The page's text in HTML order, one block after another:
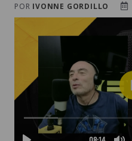
POR IVONNE GORDILLO